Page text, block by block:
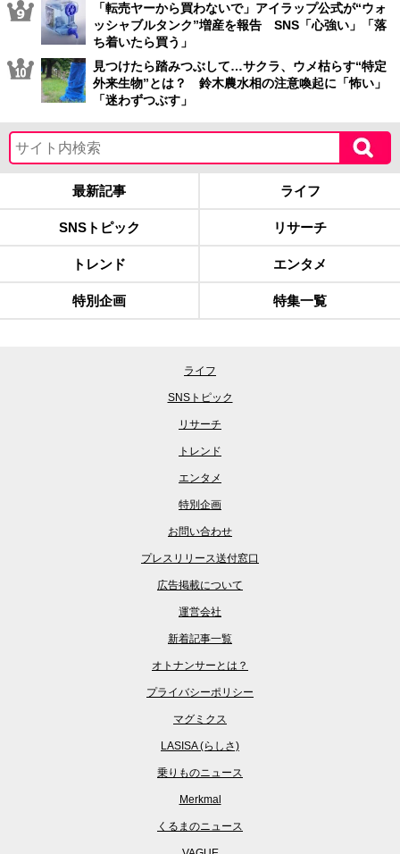
「転売ヤーから買わないで」アイラップ公式が“ウォ
ッシャブルタンク”増産を報告 SNS「心強い」「落
ち着いたら買う」
見つけたら踏みつぶして…サクラ、ウメ枯らす“特定
外来生物”とは？ 鈴木農水相の注意喚起に「怖い」
「迷わずつぶす」
最新記事 ライフ
SNSトピック リサーチ
トレンド エンタメ
特別企画 特集一覧
ライフ
SNSトピック
リサーチ
トレンド
エンタメ
特別企画
お問い合わせ
プレスリリース送付窓口
広告掲載について
運営会社
新着記事一覧
オトナンサーとは？
プライバシーポリシー
マグミクス
LASISA (らしさ)
乗りものニュース
Merkmal
くるまのニュース